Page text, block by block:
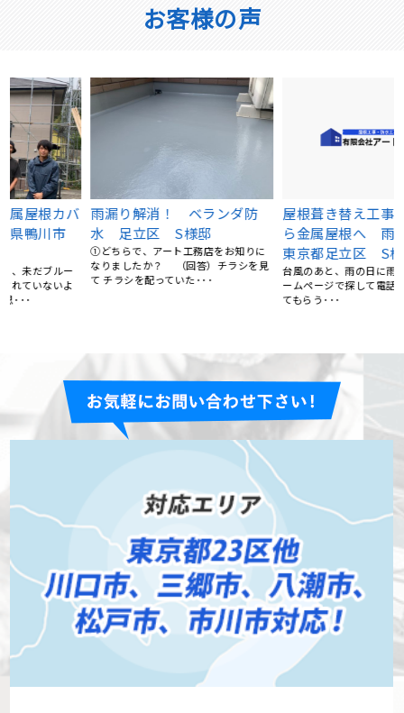
お客様の声
雨漏り解消！ ベランダ防
水 足立区 S様邸
①どちらで、アート工務店をお知りに
なりましたか？ （回答）チラシを見
て チラシを配っていた･･･
屋根葺き替え工事 瓦屋根か
ら金属屋根へ 雨漏り修理
東京都足立区 S様
台風のあと、雨の日に雨漏りして、ホ
ームページで探して電話しました。 見